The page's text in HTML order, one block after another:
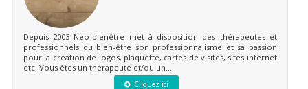
Depuis 2003 Neo-bienêtre met à disposition des thérapeutes et
professionnels du bien-être son professionnalisme et sa passion
pour la création de logos, plaquette, cartes de visites, sites internet
etc. Vous êtes un thérapeute et/ou un...
Cliquez ici